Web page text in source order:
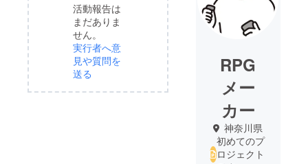
活動報告は
まだありま
せん。
実行者へ意
見や質問を
送る
RPG
メー
カー
神奈川県
初めてのプ
ロジェクト